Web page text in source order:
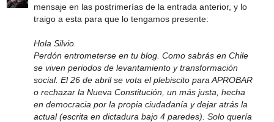
mensaje en las postrimerías de la entrada anterior, y lo
traigo a esta para que lo tengamos presente:
Hola Silvio.
Perdón entrometerse en tu blog. Como sabrás en Chile
se viven periodos de levantamiento y transformación
social. El 26 de abril se vota el plebiscito para APROBAR
o rechazar la Nueva Constitución, un más justa, hecha
en democracia por la propia ciudadanía y dejar atrás la
actual (escrita en dictadura bajo 4 paredes). Solo quería